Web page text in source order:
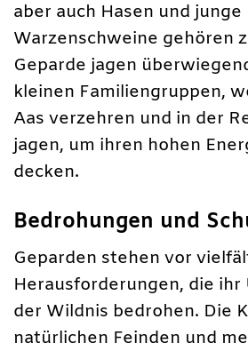
aber auch Hasen und junge
Warzenschweine gehören
Geparde jagen
kleinen Familiengruppen,
Aas verzehren und in der
jagen, um ihren hohen
decken.
Bedrohungen und
Geparden stehen vor
Herausforderungen, die ihr
der Wildnis bedrohen. Die
natürlichen Feinden und